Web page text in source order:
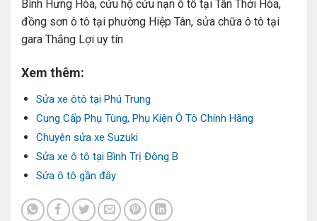
Bình Hưng Hòa, cứu hộ cứu nạn ô tô tại Tân Thới Hòa,
đồng sơn ô tô tại phường Hiệp Tân, sửa chữa ô tô tại
gara Thắng Lợi uy tín
Xem thêm:
Sửa xe ôtô tại Phú Trung
Cung Cấp Phụ Tùng, Phụ Kiện Ô Tô Chính Hãng
Chuyên sửa xe Suzuki
Sửa xe ô tô tại Bình Trị Đông B
Sửa ô tô gần đây